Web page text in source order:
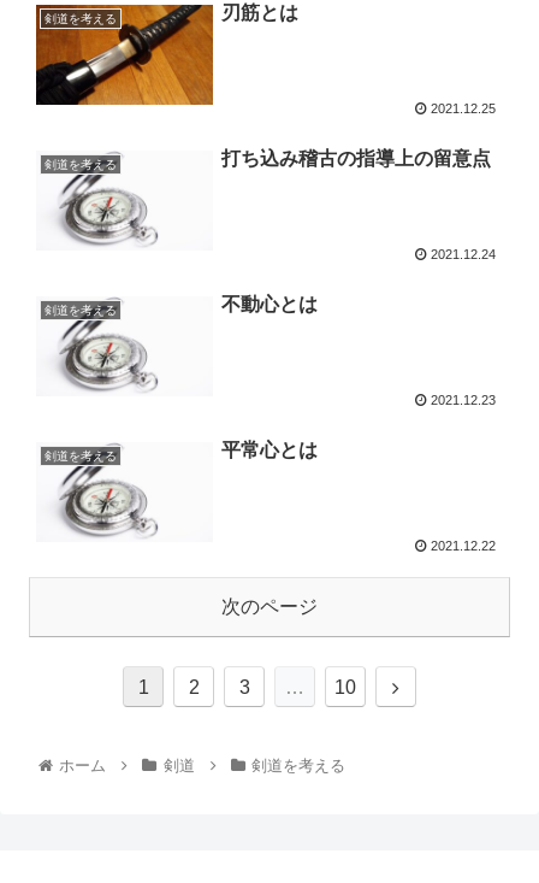
剣道を考える 刃筋とは
2021.12.25
剣道を考える 打ち込み稽古の指導上の留意点
2021.12.24
剣道を考える 不動心とは
2021.12.23
剣道を考える 平常心とは
2021.12.22
次のページ
1 2 3 … 10
ホーム 剣道 剣道を考える